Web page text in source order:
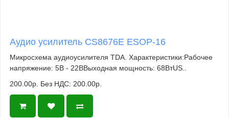
Аудио усилитель CS8676E ESOP-16
Микросхема аудиоусилителя TDA. Характеристики:Рабочее
напряжение: 5В - 22ВВыходная мощность: 68ВтUS..
200.00р. Без НДС: 200.00р.